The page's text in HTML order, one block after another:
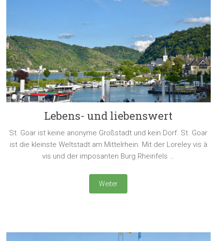
Lebens- und liebenswert
St. Goar ist keine anonyme Großstadt und kein Dorf. St. Goar
ist die kleinste Weltstadt am Mittelrhein. Mit der Loreley vis à
vis und der imposanten Burg Rheinfels …
Weiter